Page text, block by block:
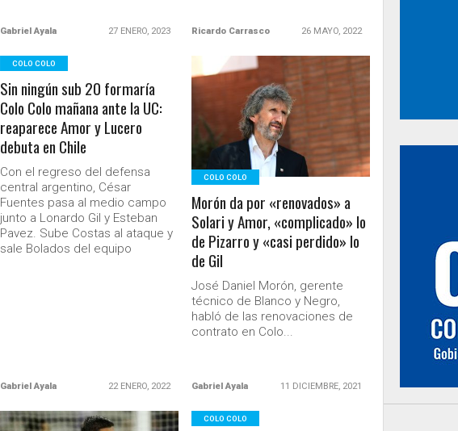
Gabriel Ayala 27 ENERO, 2023 Ricardo Carrasco 26 MAYO, 2022
COLO COLO
Sin ningún sub 20 formaría
Colo Colo mañana ante la UC:
reaparece Amor y Lucero
debuta en Chile
Con el regreso del defensa
central argentino, César
Fuentes pasa al medio campo
junto a Lonardo Gil y Esteban
Pavez. Sube Costas al ataque y
sale Bolados del equipo
Gabriel Ayala 22 ENERO, 2022
LEER MÁS
COLO COLO
Morón da por «renovados» a
Solari y Amor, «complicado» lo
de Pizarro y «casi perdido» lo
de Gil
José Daniel Morón, gerente
técnico de Blanco y Negro,
habló de las renovaciones de
contrato en Colo...
Gabriel Ayala 11 DICIEMBRE, 2021
COLO COLO
Ministerio Secretaría General de Gobierno